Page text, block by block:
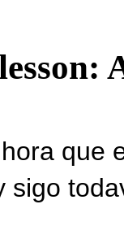
que
sigo